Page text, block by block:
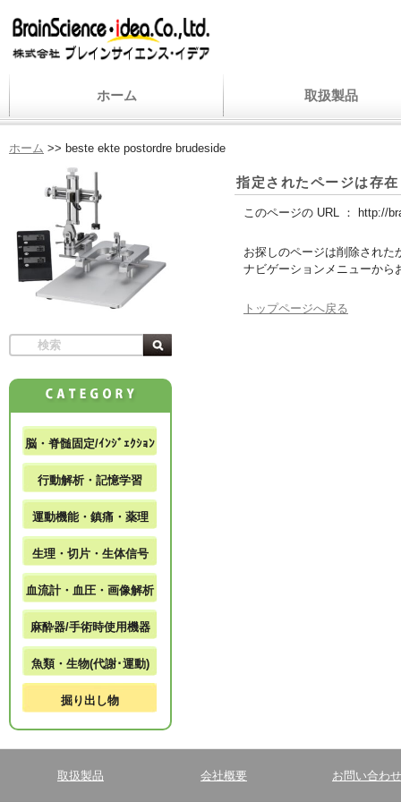
ホーム 取扱製品
ホーム >> beste ekte postordre brudeside
指定されたページは存
このページの URL ： http://
お探しのページは削除された
ナビゲーションメニューから
トップページへ戻る
脳・脊髄固定/ｲﾝｼﾞｪｸｼｮﾝ
行動解析・記憶学習
運動機能・鎮痛・薬理
生理・切片・生体信号
血流計・血圧・画像解析
麻酔器/手術時使用機器
魚類・生物(代謝･運動)
掘り出し物
取扱製品 会社概要 お問い合わせ